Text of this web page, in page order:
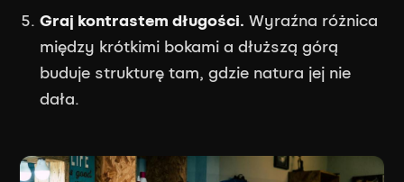
Graj kontrastem długości. Wyraźna różnica
między krótkimi bokami a dłuższą górą
buduje strukturę tam, gdzie natura jej nie
dała.